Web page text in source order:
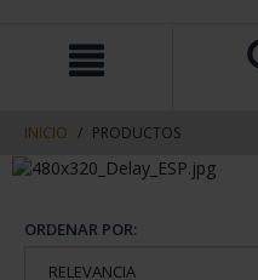
contenido
navegacin
INICIO PRODUCTOS
ORDENAR POR: